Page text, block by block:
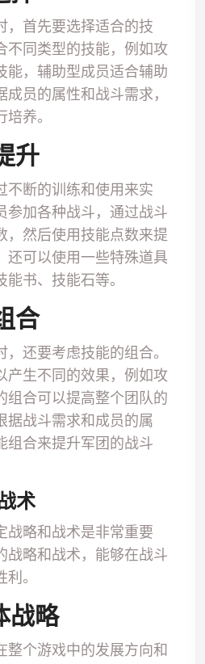
，首先要选择适合的技
不同类型的技能，例如攻
能，辅助型成员适合辅助
员的属性和战斗需求，
养。
升
不断的训练和使用来实
参加各种战斗，通过战斗
，然后使用技能点数来提
还可以使用一些特殊道具
书、技能石等。
合
还要考虑技能的组合。
产生不同的效果，例如攻
组合可以提高整个团队的
据战斗需求和成员的属
组合来提升军团的战斗
术
战略和战术是非常重要
战略和战术，能够在战斗
。
战略
整个游戏中的发展方向和